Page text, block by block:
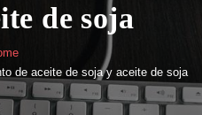
de soja
de aceite de soja y aceite de soja